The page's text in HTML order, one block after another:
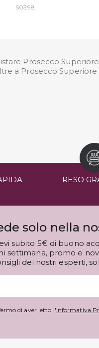
S0398
Prosecco
a Prosecco
RESO
solo nella
subito 5€ di buono
settimana, promo e
dei nostri esperti,
di aver letto l'Informativa